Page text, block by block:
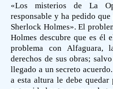
«Los misterios de La
responsable y ha pedido
Sherlock Holmes». El
Holmes descubre que es él
problema con Alfaguara,
derechos de sus obras;
llegado a un secreto
a esta altura le debe